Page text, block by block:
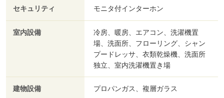
セキュリティ モニタ付インターホン
室内設備
冷房、暖房、エアコン、洗濯機置
場、洗面所、フローリング、シャン
プードレッサ、衣類乾燥機、洗面所
独立、室内洗濯機置き場
建物設備 プロパンガス、複層ガラス